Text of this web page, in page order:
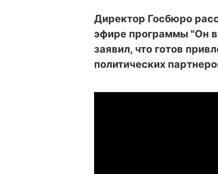
Директор Госбюро
эфире программы "Он
заявил, что готов
политических